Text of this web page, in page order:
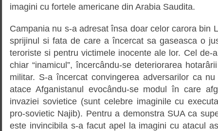
imagini cu fortele americane din Arabia Saudita.
Campania nu s-a adresat însa doar celor carora bin
sprijinul si fata de care a încercat sa gaseasca o
teroriste si pentru victimele inocente ale lor. Cel de-
chiar “inamicul”, încercându-se deteriorarea
militar. S-a încercat convingerea adversarilor ca
atace Afganistanul evocându-se modul în care
invaziei sovietice (sunt celebre imaginile cu
pro-sovietic Najib). Pentru a demonstra SUA ca
este invincibila s-a facut apel la imagini cu atacul